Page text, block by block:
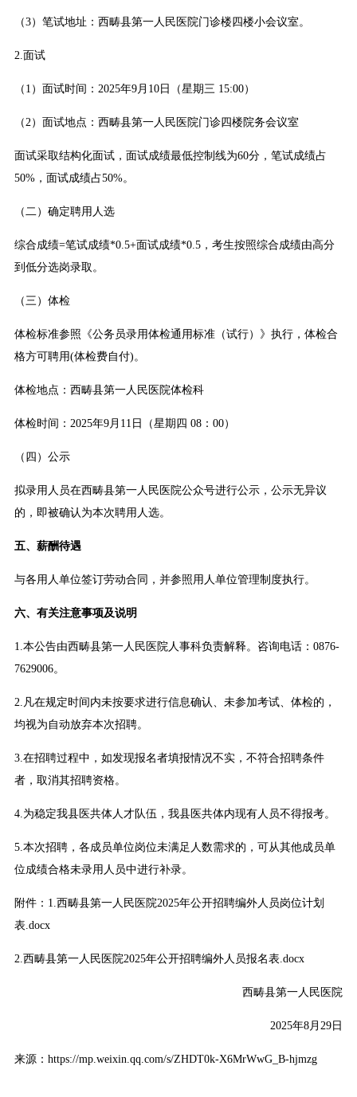
（3）笔试地址：西畴县第一人民医院门诊楼四楼小会议室。
2.面试
（1）面试时间：2025年9月10日（星期三 15:00）
（2）面试地点：西畴县第一人民医院门诊四楼院务会议室
面试采取结构化面试，面试成绩最低控制线为60分，笔试成绩占
50%，面试成绩占50%。
（二）确定聘用人选
综合成绩=笔试成绩*0.5+面试成绩*0.5，考生按照综合成绩由高分
到低分选岗录取。
（三）体检
体检标准参照《公务员录用体检通用标准（试行）》执行，体检合
格方可聘用(体检费自付)。
体检地点：西畴县第一人民医院体检科
体检时间：2025年9月11日（星期四 08：00）
（四）公示
拟录用人员在西畴县第一人民医院公众号进行公示，公示无异议
的，即被确认为本次聘用人选。
五、薪酬待遇
与各用人单位签订劳动合同，并参照用人单位管理制度执行。
六、有关注意事项及说明
1.本公告由西畴县第一人民医院人事科负责解释。咨询电话：0876-
7629006。
2.凡在规定时间内未按要求进行信息确认、未参加考试、体检的，
均视为自动放弃本次招聘。
3.在招聘过程中，如发现报名者填报情况不实，不符合招聘条件
者，取消其招聘资格。
4.为稳定我县医共体人才队伍，我县医共体内现有人员不得报考。
5.本次招聘，各成员单位岗位未满足人数需求的，可从其他成员单
位成绩合格未录用人员中进行补录。
附件：1.西畴县第一人民医院2025年公开招聘编外人员岗位计划
表.docx
2.西畴县第一人民医院2025年公开招聘编外人员报名表.docx
西畴县第一人民医院
2025年8月29日
来源：https://mp.weixin.qq.com/s/ZHDT0k-X6MrWwG_B-hjmzg